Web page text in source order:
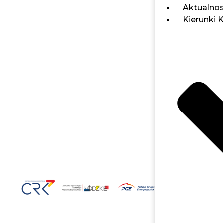
Kierunki